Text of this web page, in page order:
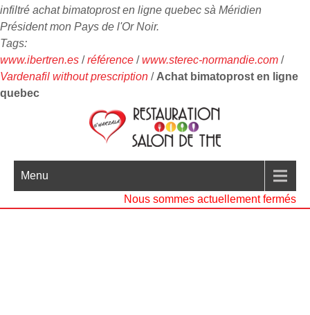
infiltré achat bimatoprost en ligne quebec sà Méridien
Président mon Pays de l'Or Noir.
Tags:
www.ibertren.es /référence /www.sterec-normandie.com /
Vardenafil without prescription / Achat bimatoprost en ligne
quebec
Menu
Nous sommes actuellement fermés